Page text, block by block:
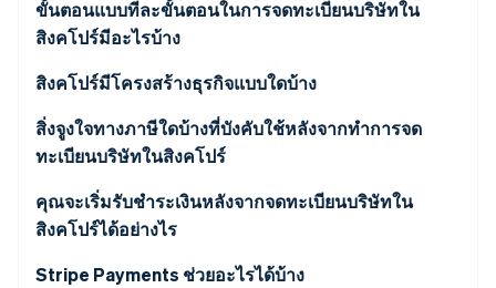
Stripe Sessions 2026
ดูว่า Stripe กำลังสร้างโครงสร้างพื้นฐานระบบเศรษฐกิจสำหรับ
รับชมเลย
ขั้นตอนแบบทีละขั้นตอนในการจดทะเบียนบริษัทใน
สิงคโปร์มีอะไรบ้าง
ขั้นตอนที่ 1: การจองชื่อ
ขั้นตอนที่ 2: การยื่นขอจดทะเบียนเป็นนิติบุคคล
นิติบุคคล
สิงคโปร์มีโครงสร้างธุรกิจแบบใดบ้าง
สิ่งจูงใจทางภาษีใดบ้างที่บังคับใช้หลังจากทำการจด
ทะเบียนบริษัทในสิงคโปร์
คุณจะเริ่มรับชำระเงินหลังจากจดทะเบียนบริษัทใน
สิงคโปร์ได้อย่างไร
Stripe Payments ช่วยอะไรได้บ้าง